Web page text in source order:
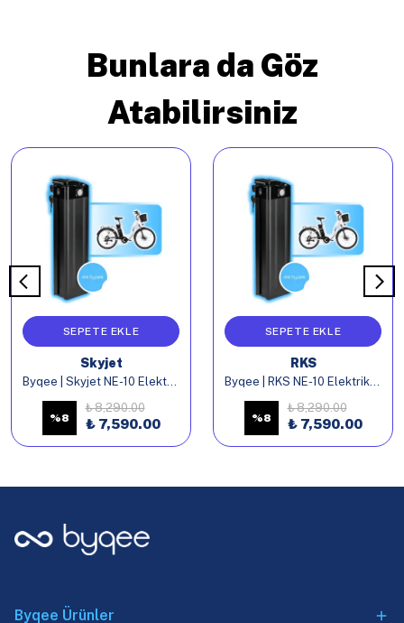
Bunlara da Göz
Atabilirsiniz
SEPETE EKLE
Skyjet
Byqee | Skyjet NE-10 Elektrikli Bisiklet Batarya
%8
₺ 8,290.00
₺ 7,590.00
SEPETE EKLE
RKS
Byqee | RKS NE-10 Elektrikli Bisiklet Batarya
%8
₺ 8,290.00
₺ 7,590.00
Byqee Ürünler